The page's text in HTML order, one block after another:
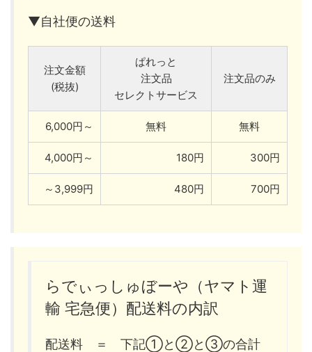
▼自社便の送料
注文金額
(税抜)
ぱれっと
注文品
セレクトサービス
注文品のみ
6,000円～ 無料 無料
4,000円～ 180円 300円
～3,999円 480円 700円
らでぃっしゅぼーや（ヤマト運
輸 宅急便）配送料の内訳
配送料 ＝ 下記①と②と③の合計